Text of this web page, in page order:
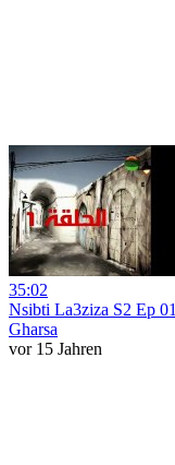
35:02
Nsibti La3ziza S2 Ep 01
Gharsa
vor 15 Jahren